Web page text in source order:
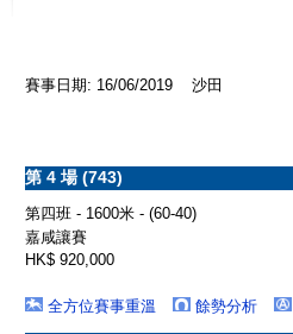
賽事日期: 16/06/2019 沙田
第 4 場 (743)
第四班 - 1600米 - (60-40)
嘉咸讓賽
HK$ 920,000
全方位賽事重溫
餘勢分析